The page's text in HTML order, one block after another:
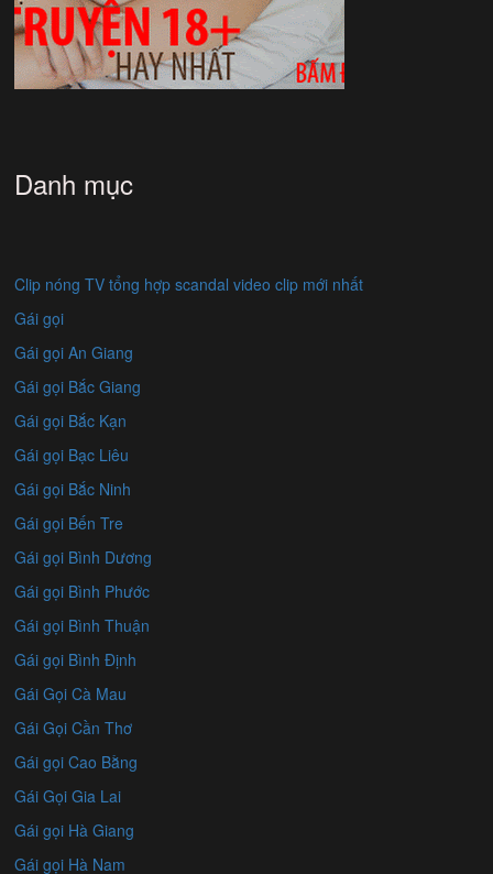
Danh mục
Clip nóng TV tổng hợp scandal video clip mới nhất
Gái gọi
Gái gọi An Giang
Gái gọi Bắc Giang
Gái gọi Bắc Kạn
Gái gọi Bạc Liêu
Gái gọi Bắc Ninh
Gái gọi Bến Tre
Gái gọi Bình Dương
Gái gọi Bình Phước
Gái gọi Bình Thuận
Gái gọi Bình Định
Gái Gọi Cà Mau
Gái Gọi Cần Thơ
Gái gọi Cao Bằng
Gái Gọi Gia Lai
Gái gọi Hà Giang
Gái gọi Hà Nam